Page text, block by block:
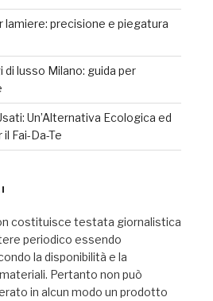
lamiere: precisione e piegatura
lusso Milano: guida per
Un’Alternativa Ecologica ed
Fai-Da-Te
costituisce testata giornalistica
periodico essendo
la disponibilità e la
Pertanto non può
in alcun modo un prodotto